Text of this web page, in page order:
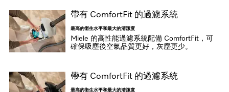
帶有 ComfortFit 的過濾系統
最高的衛生水平和最大的清潔度
Miele 的高性能過濾系統配備 ComfortFit，可
確保吸塵後空氣品質更好，灰塵更少。
帶有 ComfortFit 的過濾系統
最高的衛生水平和最大的清潔度